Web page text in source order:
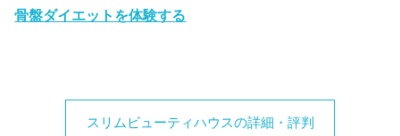
骨盤ダイエットを体験する
スリムビューティハウスの詳細・評判